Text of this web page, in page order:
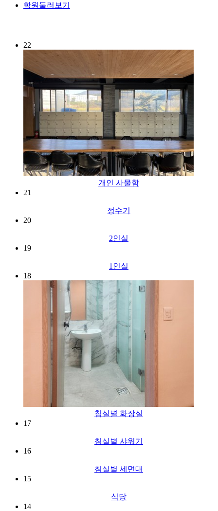
학원둘러보기
22
개인 사물함
21
정수기
20
2인실
19
1인실
18
침실별 화장실
17
침실별 샤워기
16
침실별 세면대
15
식당
14